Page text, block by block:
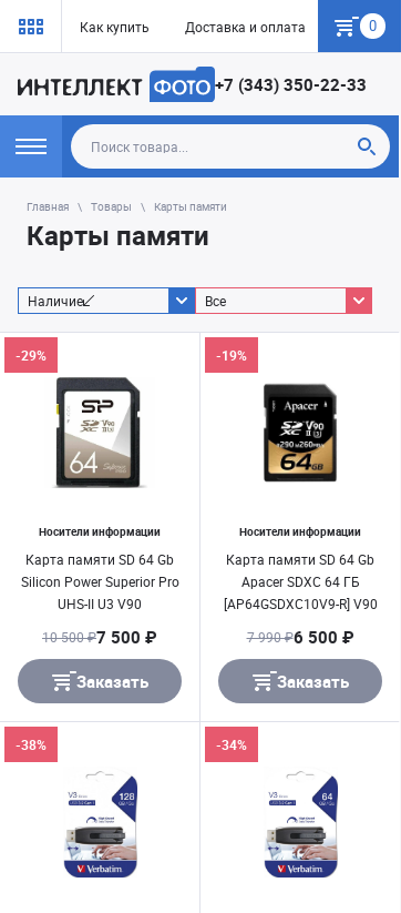
Как купить Доставка и оплата Гарантия
0
+7 (343) 350-22-33
Главная Товары Карты памяти
Карты памяти
Наличие Все
Носители информации
Карта памяти SD 64 Gb
Silicon Power Superior Pro
UHS-II U3 V90
-29%
10 500 ₽7 500 ₽
Заказать
Носители информации
Карта памяти SD 64 Gb
Apacer SDXC 64 ГБ
[AP64GSDXC10V9-R] V90
-19%
7 990 ₽6 500 ₽
Заказать
-38% -34%